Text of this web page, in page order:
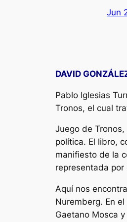
Jun
DAVID
Pablo Iglesias
Tronos, el cual
Juego de
política. El libro,
manifiesto de la
representada por
Aquí nos
Nuremberg. En
Gaetano Mosca